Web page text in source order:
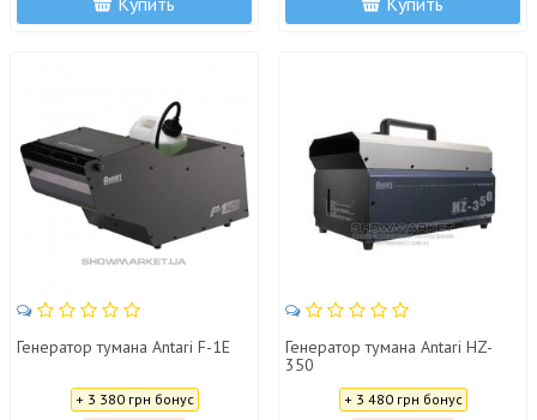
Генератор тумана Antari F-1E
+ 3 380 грн бонус
Генератор тумана Antari HZ-
350
+ 3 480 грн бонус